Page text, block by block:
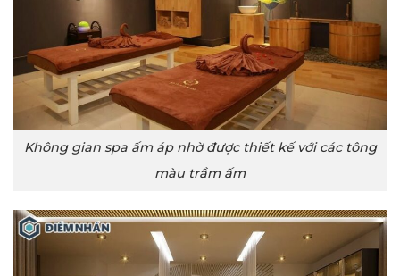
Không gian spa ấm áp nhờ được thiết kế với các tông
màu trầm ấm